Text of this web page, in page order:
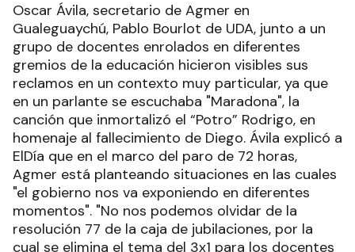
Oscar Ávila, secretario de Agmer en
Gualeguaychú, Pablo Bourlot de UDA, junto a un
grupo de docentes enrolados en diferentes
gremios de la educación hicieron visibles sus
reclamos en un contexto muy particular, ya que
en un parlante se escuchaba "Maradona", la
canción que inmortalizó el “Potro” Rodrigo, en
homenaje al fallecimiento de Diego. Ávila explicó a
ElDía que en el marco del paro de 72 horas,
Agmer está planteando situaciones en las cuales
"el gobierno nos va exponiendo en diferentes
momentos". "No nos podemos olvidar de la
resolución 77 de la caja de jubilaciones, por la
cual se elimina el tema del 3x1 para los docentes